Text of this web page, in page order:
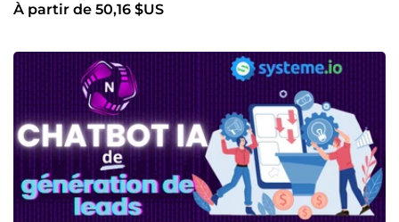
À partir de 50,16 $US